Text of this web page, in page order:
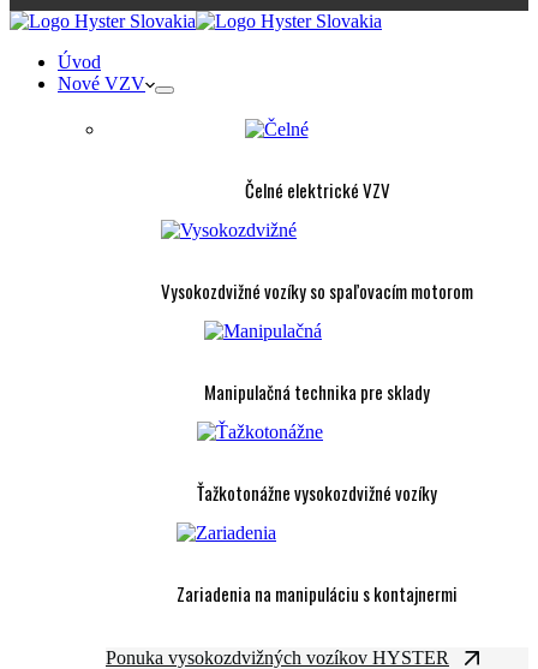
Úvod
Nové VZV
Čelné elektrické VZV
Vysokozdvižné vozíky so spaľovacím motorom
Manipulačná technika pre sklady
Ťažkotonážne vysokozdvižné vozíky
Zariadenia na manipuláciu s kontajnermi
Ponuka vysokozdvižných vozíkov HYSTER